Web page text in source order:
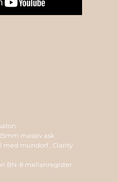
massiv ask
med mundorf , Clarity
BN-8 mellanregister